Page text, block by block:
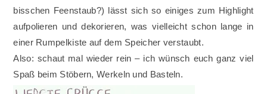
bisschen Feenstaub?) lässt sich so einiges zum Highlight
aufpolieren und dekorieren, was vielleicht schon lange in
einer Rumpelkiste auf dem Speicher verstaubt.
Also: schaut mal wieder rein – ich wünsch euch ganz viel
Spaß beim Stöbern, Werkeln und Basteln.